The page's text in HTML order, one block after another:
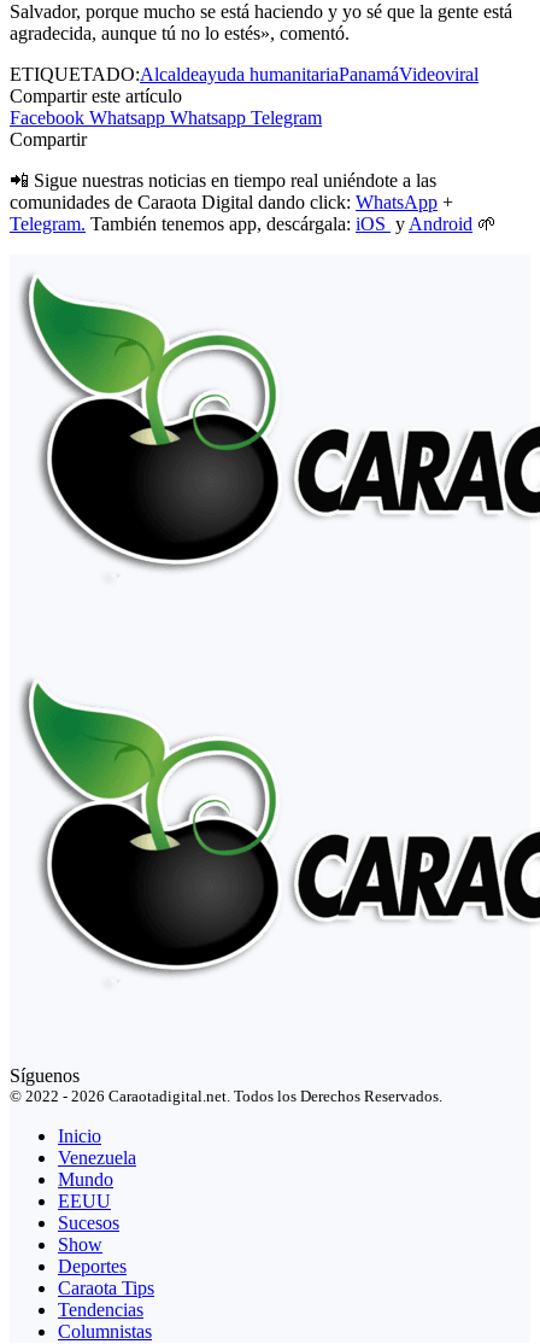
Salvador, porque mucho se está haciendo y yo sé que la gente está
agradecida, aunque tú no lo estés», comentó.
ETIQUETADO:Alcaldeayuda humanitariaPanamáVideoviral
Compartir este artículo
Facebook Whatsapp Whatsapp Telegram
Compartir
📲 Sigue nuestras noticias en tiempo real uniéndote a las
comunidades de Caraota Digital dando click: WhatsApp +
Telegram. También tenemos app, descárgala: iOS y Android 🌱
Síguenos
© 2022 - 2026 Caraotadigital.net. Todos los Derechos Reservados.
Inicio
Venezuela
Mundo
EEUU
Sucesos
Show
Deportes
Caraota Tips
Tendencias
Columnistas